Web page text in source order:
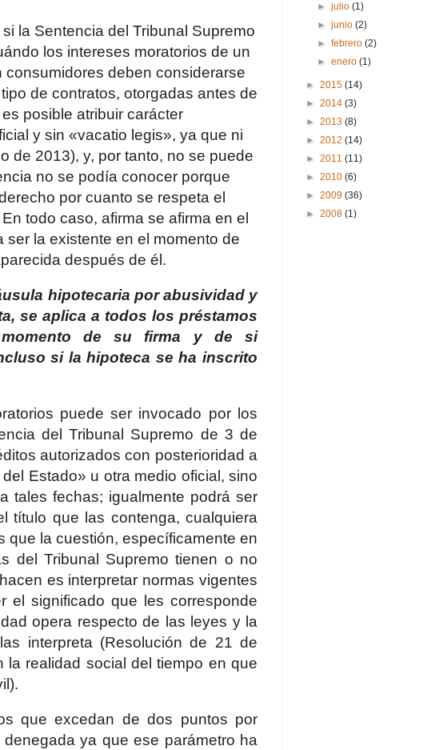
la Sentencia del Tribunal Supremo
los intereses moratorios de un
deben considerarse
de contratos, otorgadas antes de
posible atribuir carácter
y sin «vacatio legis», ya que ni
de 2013), y, por tanto, no se puede
no se podía conocer porque
por cuanto se respeta el
todo caso, afirma se afirma en el
la existente en el momento de
después de él.
hipotecaria por abusividad y
se aplica a todos los préstamos
momento de su firma y de si
si la hipoteca se ha inscrito
puede ser invocado por los
del Tribunal Supremo de 3 de
autorizados con posterioridad a
Estado» u otra medio oficial, sino
tales fechas; igualmente podrá ser
título que las contenga, cualquiera
que la cuestión, específicamente en
del Tribunal Supremo tienen o no
es interpretar normas vigentes
el significado que les corresponde
opera respecto de las leyes y la
interpreta (Resolución de 21 de
realidad social del tiempo en que
que excedan de dos puntos por
ya que ese parámetro ha
►julio(1)
►junio(2)
►febrero(2)
►enero(1)
► 2015 (14)
► 2014 (3)
► 2013 (8)
► 2012 (14)
► 2011 (11)
► 2010 (6)
► 2009 (36)
► 2008 (1)